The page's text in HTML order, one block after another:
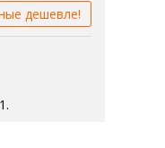
дешевле!